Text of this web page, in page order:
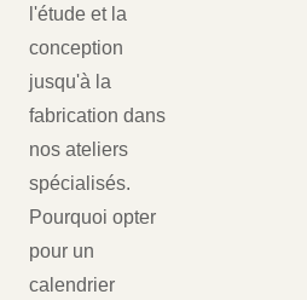
l'étude et la
conception
jusqu'à la
fabrication dans
nos ateliers
spécialisés.
Pourquoi opter
pour un
calendrier